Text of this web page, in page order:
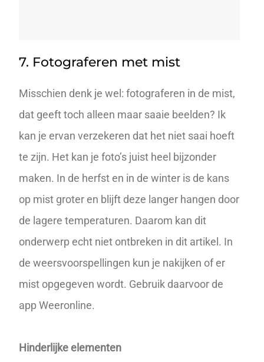
7. Fotograferen met mist
Misschien denk je wel: fotograferen in de mist,
dat geeft toch alleen maar saaie beelden? Ik
kan je ervan verzekeren dat het niet saai hoeft
te zijn. Het kan je foto’s juist heel bijzonder
maken. In de herfst en in de winter is de kans
op mist groter en blijft deze langer hangen door
de lagere temperaturen. Daarom kan dit
onderwerp echt niet ontbreken in dit artikel. In
de weersvoorspellingen kun je nakijken of er
mist opgegeven wordt. Gebruik daarvoor de
app Weeronline.
Hinderlijke elementen